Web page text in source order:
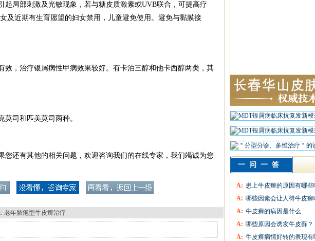
局部刺激及光敏现象，若与糖皮质激素或UVB联合，可提高疗
及近期有生育愿望的妇女禁用，儿童避免使用。避免与黏膜接
，治疗银屑病性甲病效果较好。有卡泊三醇和他卡西醇两类，其
司和匹美莫司两种。
您还有其他的相关问题，欢迎咨询我们的在线专家，我们竭诚为您
老年脓疱型牛皮癣治疗
一问一答
A: 患上牛皮癣的原因有哪些
A: 哪些因素会让人得牛皮癣
A: 牛皮癣的病因是什么
A: 哪些原因会诱发牛皮藓？
A: 牛皮癣病情好转的表现有